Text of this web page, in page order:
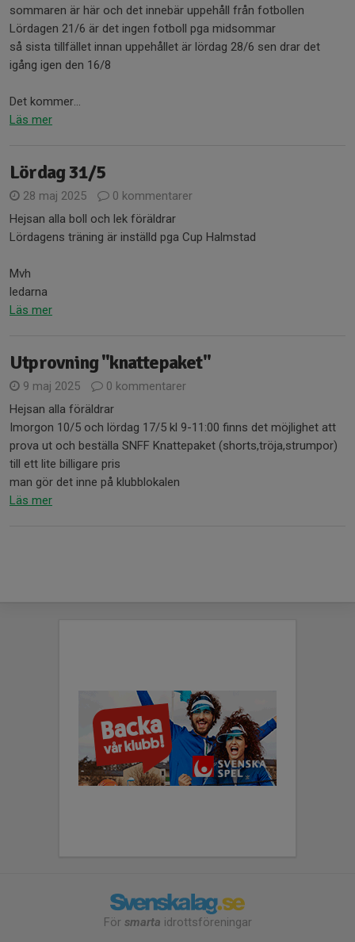
sommaren är här och det innebär uppehåll från fotbollen
Lördagen 21/6 är det ingen fotboll pga midsommar
så sista tillfället innan uppehållet är lördag 28/6 sen drar det
igång igen den 16/8
Det kommer...
Läs mer
Lördag 31/5
28 maj 2025
0 kommentarer
Hejsan alla boll och lek föräldrar
Lördagens träning är inställd pga Cup Halmstad
Mvh
ledarna
Läs mer
Utprovning "knattepaket"
9 maj 2025
0 kommentarer
Hejsan alla föräldrar
Imorgon 10/5 och lördag 17/5 kl 9-11:00 finns det möjlighet att
prova ut och beställa SNFF Knattepaket (shorts,tröja,strumpor)
till ett lite billigare pris
man gör det inne på klubblokalen
Läs mer
För smarta idrottsföreningar